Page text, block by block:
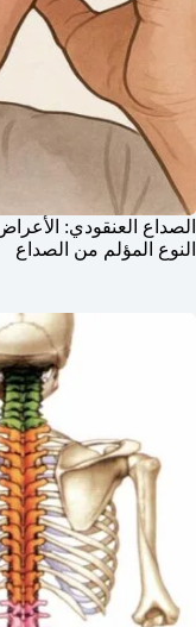
الصداع العنقودي:
النوع المؤلم من الصداع